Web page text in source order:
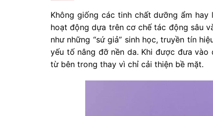
Không giống các tinh chất dưỡng ẩm
hoạt động dựa trên cơ chế tác động sâu
như những “sứ giả” sinh học, truyền tín
yếu tố nâng đỡ nền da. Khi được đưa
từ bên trong thay vì chỉ cải thiện bề mặt.